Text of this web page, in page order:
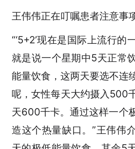
王伟伟正在叮嘱患者注意事项
“‘5+2’现在是国际上流行的
就是说一个星期中5天正常
能量饮食，这两天要选不连
呢，女性每天大约摄入500
天600千卡。通过这样一个
造这个热量缺口。”王伟伟